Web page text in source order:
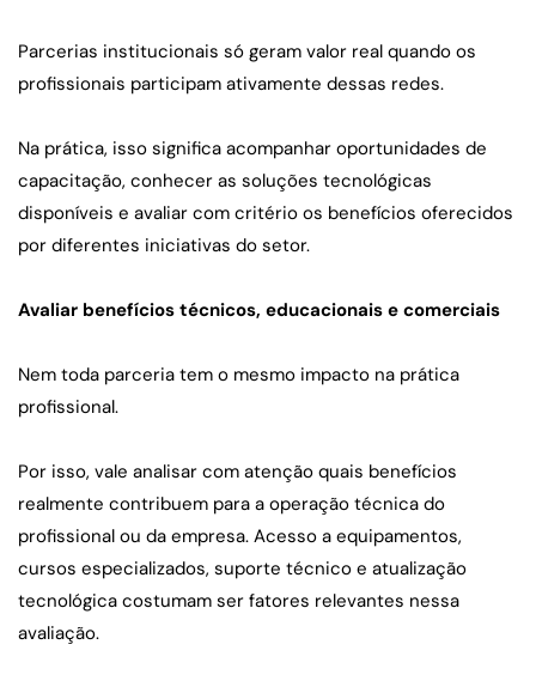
Parcerias institucionais só geram valor real quando os
profissionais participam ativamente dessas redes.
Na prática, isso significa acompanhar oportunidades de
capacitação, conhecer as soluções tecnológicas
disponíveis e avaliar com critério os benefícios oferecidos
por diferentes iniciativas do setor.
Avaliar benefícios técnicos, educacionais e comerciais
Nem toda parceria tem o mesmo impacto na prática
profissional.
Por isso, vale analisar com atenção quais benefícios
realmente contribuem para a operação técnica do
profissional ou da empresa. Acesso a equipamentos,
cursos especializados, suporte técnico e atualização
tecnológica costumam ser fatores relevantes nessa
avaliação.